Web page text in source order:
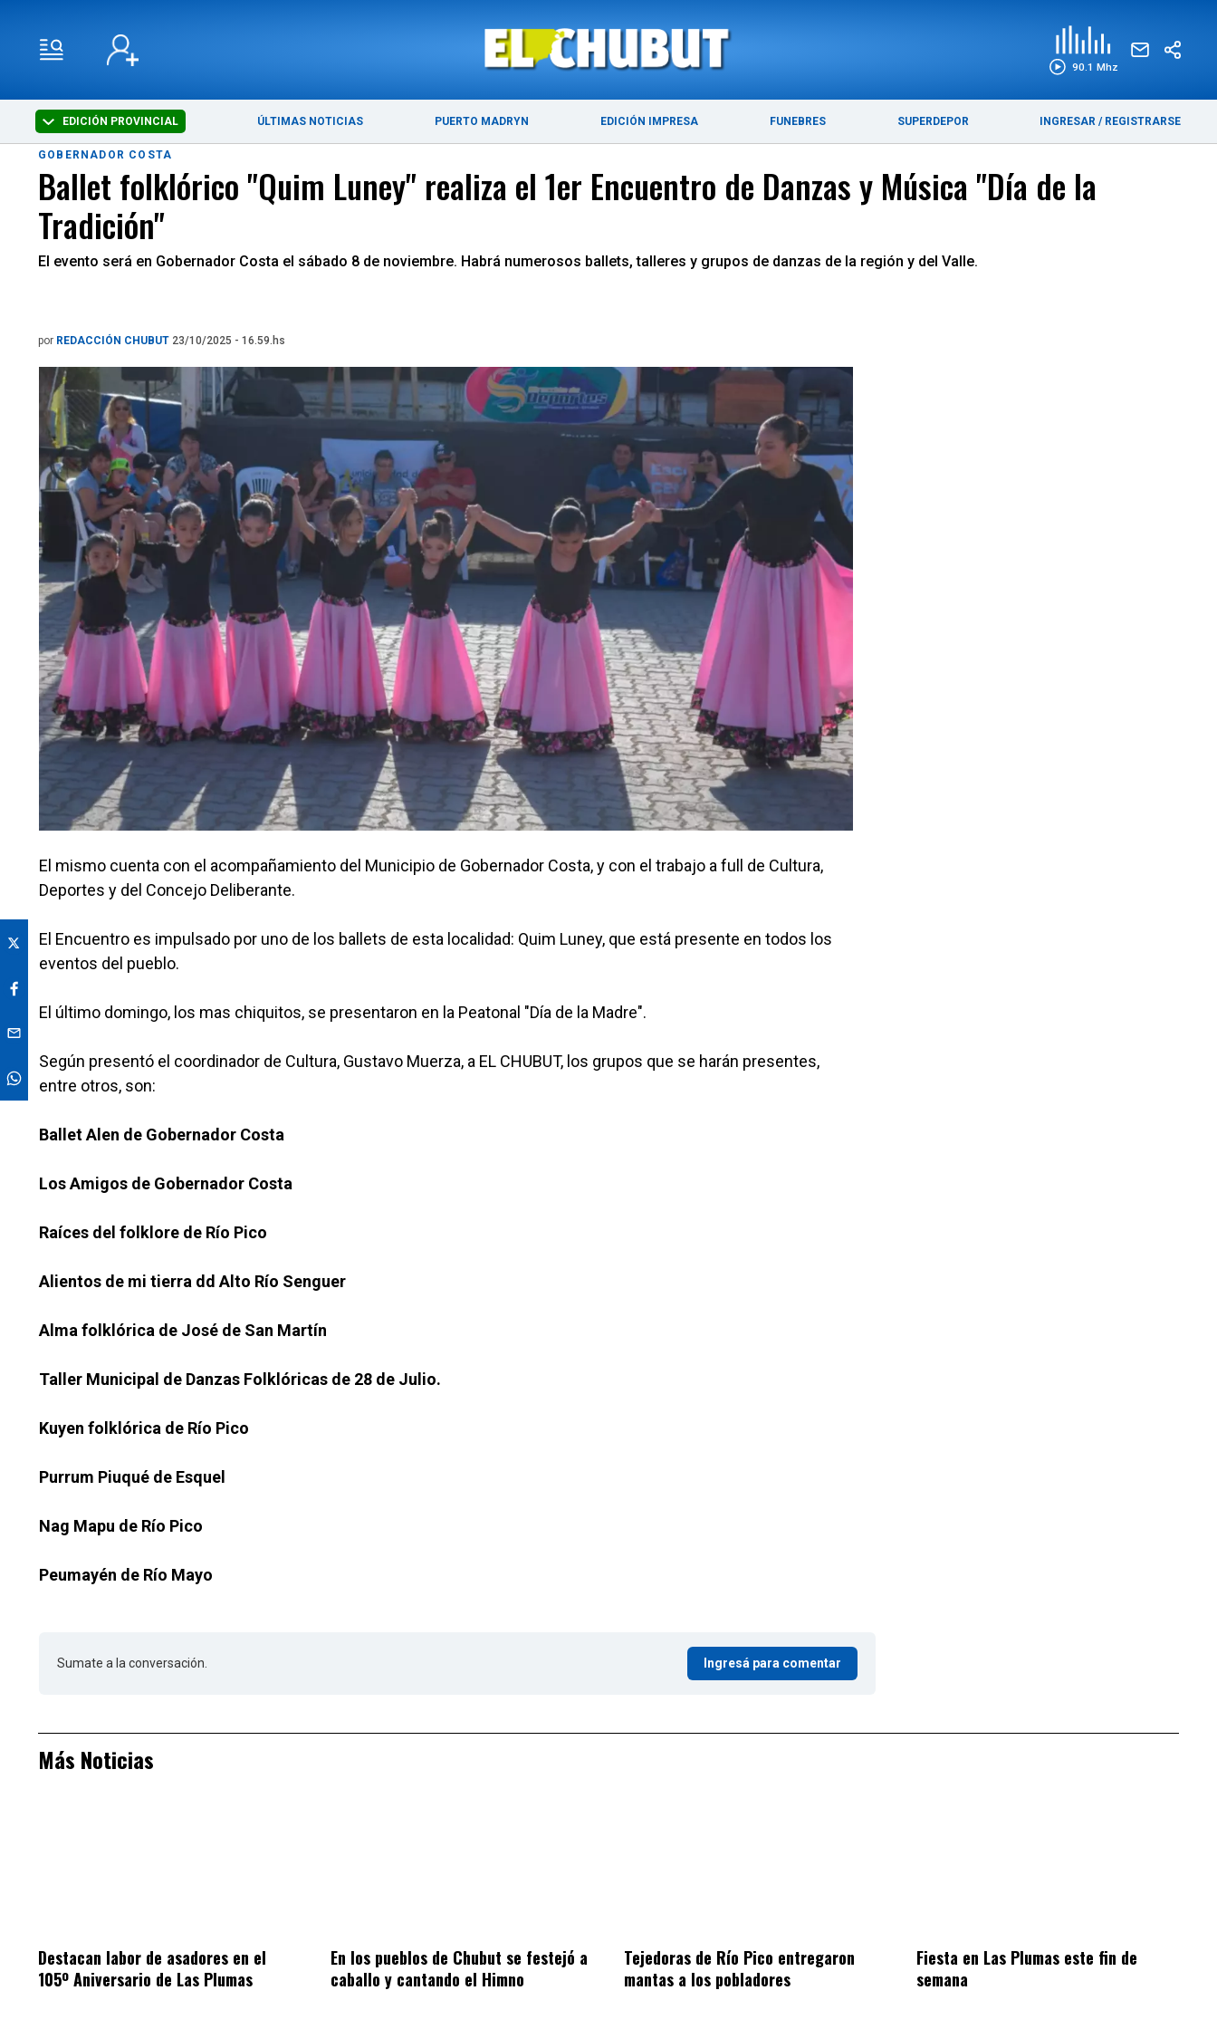
90.1 Mhz
EDICIÓN PROVINCIAL ÚLTIMAS NOTICIAS PUERTO MADRYN EDICIÓN IMPRESA FUNEBRES SUPERDEPOR INGRESAR / REGISTRARSE
ÚLTIMAS NOTICIAS PUERTO MADRYN
GOBERNADOR COSTA
Ballet folklórico "Quim Luney" realiza el 1er Encuentro de Danzas y Música "Día de la
Tradición"
El evento será en Gobernador Costa el sábado 8 de noviembre. Habrá numerosos ballets, talleres y grupos de danzas de la región y del Valle.
por REDACCIÓN CHUBUT 23/10/2025 - 16.59.hs
El mismo cuenta con el acompañamiento del Municipio de Gobernador Costa, y con el trabajo a full de Cultura,
Deportes y del Concejo Deliberante.
El Encuentro es impulsado por uno de los ballets de esta localidad: Quim Luney, que está presente en todos los
eventos del pueblo.
El último domingo, los mas chiquitos, se presentaron en la Peatonal "Día de la Madre".
Según presentó el coordinador de Cultura, Gustavo Muerza, a EL CHUBUT, los grupos que se harán presentes,
entre otros, son:
Ballet Alen de Gobernador Costa
Los Amigos de Gobernador Costa
Raíces del folklore de Río Pico
Alientos de mi tierra dd Alto Río Senguer
Alma folklórica de José de San Martín
Taller Municipal de Danzas Folklóricas de 28 de Julio.
Kuyen folklórica de Río Pico
Purrum Piuqué de Esquel
Nag Mapu de Río Pico
Peumayén de Río Mayo
Sumate a la conversación. Ingresá para comentar
Más Noticias
Destacan labor de asadores en el
105º Aniversario de Las Plumas
En los pueblos de Chubut se festejó a
caballo y cantando el Himno
Tejedoras de Río Pico entregaron
mantas a los pobladores
Fiesta en Las Plumas este fin de
semana